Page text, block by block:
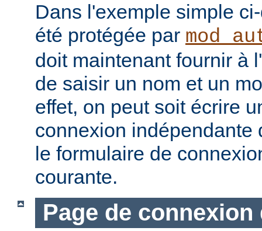
Dans l'exemple simple
été protégée par
doit maintenant fournir à
de saisir un nom et un
effet, on peut soit écrire
connexion indépendante
le formulaire de
courante.
Page de connexion